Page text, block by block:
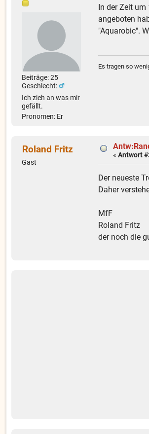
Beiträge: 25
Geschlecht:
Ich zieh an was mir
gefällt.
Pronomen: Er
In der Zeit
angeboten
"Aquarobic".
Es tragen so
Roland Fritz
Gast
«Antwort
Der neueste
Daher
MfF
Roland Fritz
der noch die